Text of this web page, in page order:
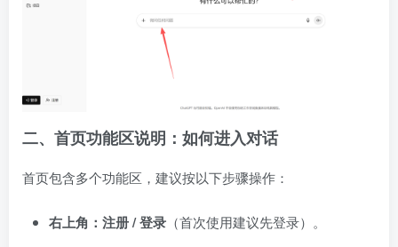
二、首页功能区说明：如何进入对话
首页包含多个功能区，建议按以下步骤操作：
右上角：注册 / 登录 （首次使用建议先登录）。